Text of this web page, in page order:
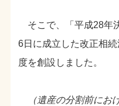
そこで、「平成28年
6日に成立した改正相
度を創設しました。
（遺産の分割前にお